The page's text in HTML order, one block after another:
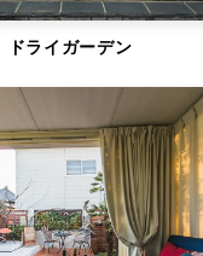
ドライガーデン